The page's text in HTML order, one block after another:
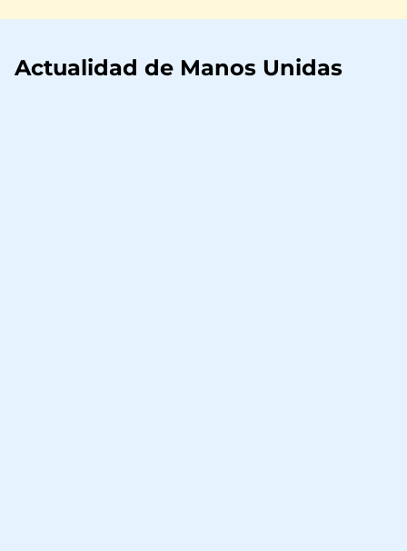
Actualidad de Manos Unidas